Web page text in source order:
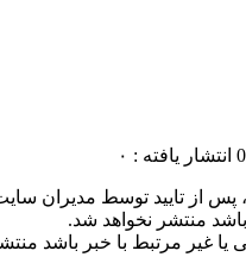
انتشار یافته : ۰
از تایید توسط مدیران
منتشر نخواهد شد.
یا غیر مرتبط با خبر باشد